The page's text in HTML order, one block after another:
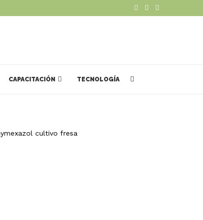
CAPACITACIÓN TECNOLOGÍA